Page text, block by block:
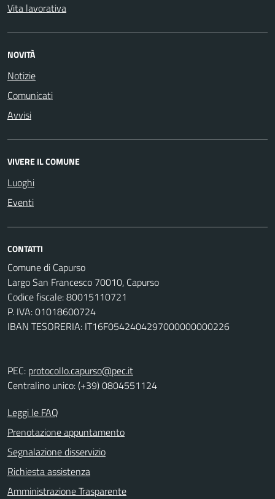
Vita lavorativa
NOVITÀ
Notizie
Comunicati
Avvisi
VIVERE IL COMUNE
Luoghi
Eventi
CONTATTI
Comune di Capurso
Largo San Francesco 70010, Capurso
Codice fiscale: 80015110721
P. IVA: 01018600724
IBAN TESORERIA: IT16F0542404297000000000226
PEC: protocollo.capurso@pec.it
Centralino unico: (+39) 0804551124
Leggi le FAQ
Prenotazione appuntamento
Segnalazione disservizio
Richiesta assistenza
Amministrazione Trasparente